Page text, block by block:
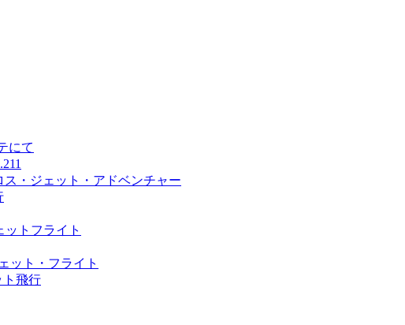
にて
・ジェット・アドベンチャー
トフライト
ット・フライト
飛行